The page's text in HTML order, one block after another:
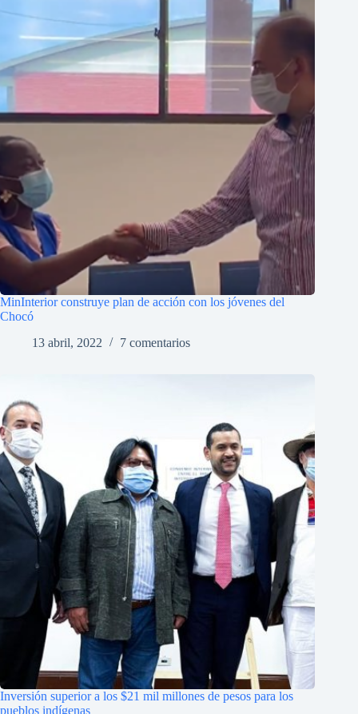
MinInterior construye plan de acción con los jóvenes del
Chocó
13 abril, 2022
7 comentarios
Inversión superior a los $21 mil millones de pesos para los
pueblos indígenas